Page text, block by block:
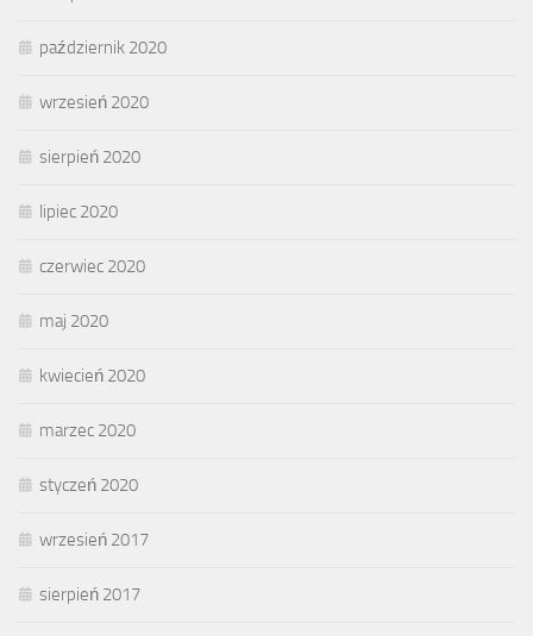
październik 2020
wrzesień 2020
sierpień 2020
lipiec 2020
czerwiec 2020
maj 2020
kwiecień 2020
marzec 2020
styczeń 2020
wrzesień 2017
sierpień 2017